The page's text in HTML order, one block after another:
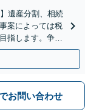
遺産分割、相続
案によっては税
指します。争い
お問い合わせ